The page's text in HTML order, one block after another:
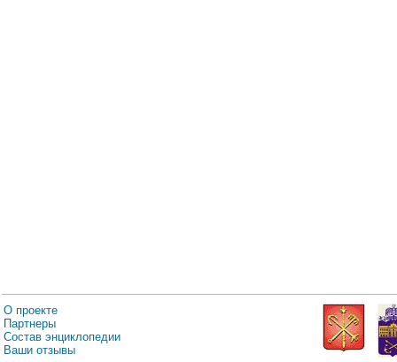
О проекте
Партнеры
Состав энциклопедии
Ваши отзывы